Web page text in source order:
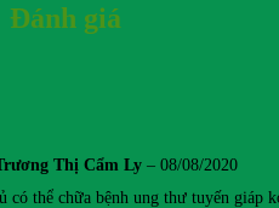
Đánh giá
Thị Cẩm Ly – 08/08/2020
có thể chữa bệnh ung thư tuyến giáp